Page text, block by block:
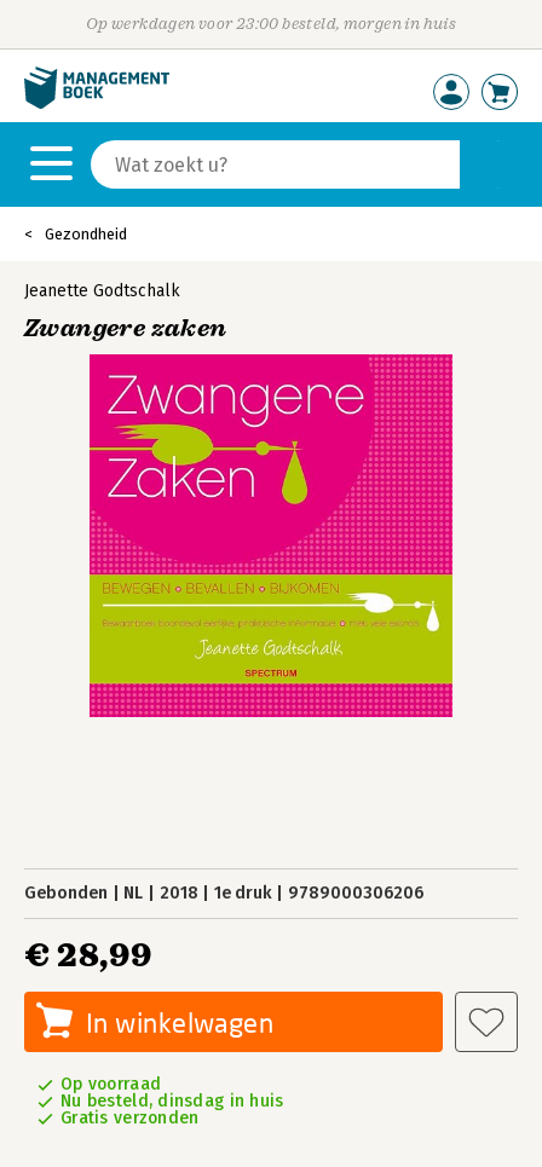
Op werkdagen voor 23:00 besteld, morgen in huis
Gezondheid
Jeanette Godtschalk
Zwangere zaken
Gebonden NL 2018 1e druk 9789000306206
€ 28,99
In winkelwagen
Op voorraad
Nu besteld, dinsdag in huis
Gratis verzonden